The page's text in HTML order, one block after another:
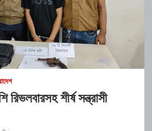
রিভলবারসহ শীর্ষ সন্ত্রাসী